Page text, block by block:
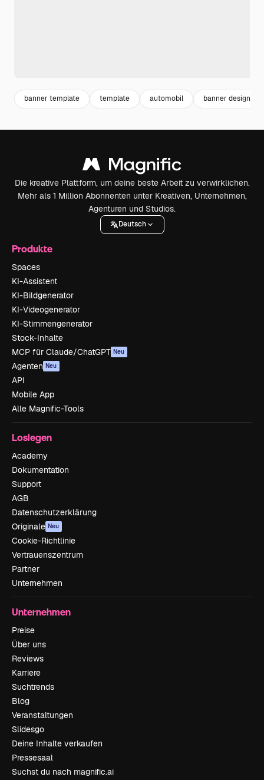
banner template template automobil banner design
Die kreative Plattform, um deine beste Arbeit zu verwirklichen.
Mehr als 1 Million Abonnenten unter Kreativen, Unternehmen,
Agenturen und Studios.
Deutsch
Produkte
Spaces
KI-Assistent
KI-Bildgenerator
KI-Videogenerator
KI-Stimmengenerator
Stock-Inhalte
MCP für Claude/ChatGPT Neu
Agenten Neu
API
Mobile App
Alle Magnific-Tools
Loslegen
Academy
Dokumentation
Support
AGB
Datenschutzerklärung
Originale Neu
Cookie-Richtlinie
Vertrauenszentrum
Partner
Unternehmen
Unternehmen
Preise
Über uns
Reviews
Karriere
Suchtrends
Blog
Veranstaltungen
Slidesgo
Deine Inhalte verkaufen
Pressesaal
Suchst du nach magnific.ai